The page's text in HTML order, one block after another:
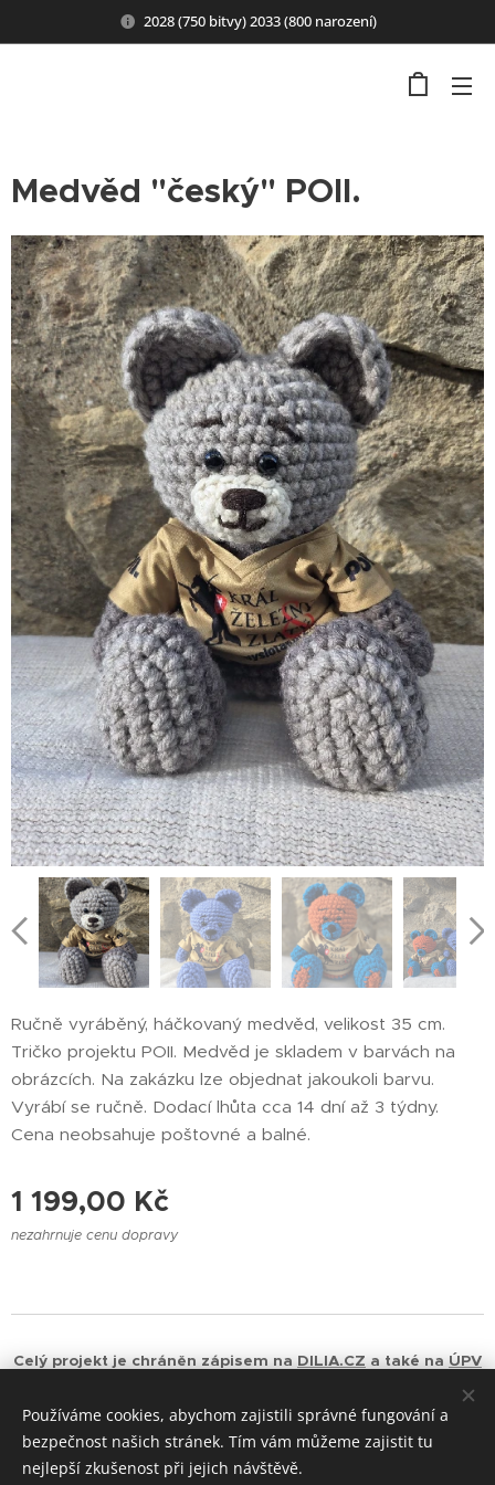
2028 (750 bitvy) 2033 (800 narození)
Medvěd "český" POII.
Ručně vyráběný, háčkovaný medvěd, velikost 35 cm.
Tričko projektu POII. Medvěd je skladem v barvách na
obrázcích. Na zakázku lze objednat jakoukoli barvu.
Vyrábí se ručně. Dodací lhůta cca 14 dní až 3 týdny.
Cena neobsahuje poštovné a balné.
1 199,00 Kč
nezahrnuje cenu dopravy
Celý projekt je chráněn zápisem na DILIA.CZ a také na ÚPV
Cookies
Používáme cookies, abychom zajistili správné fungování a
bezpečnost našich stránek. Tím vám můžeme zajistit tu
nejlepší zkušenost při jejich návštěvě.